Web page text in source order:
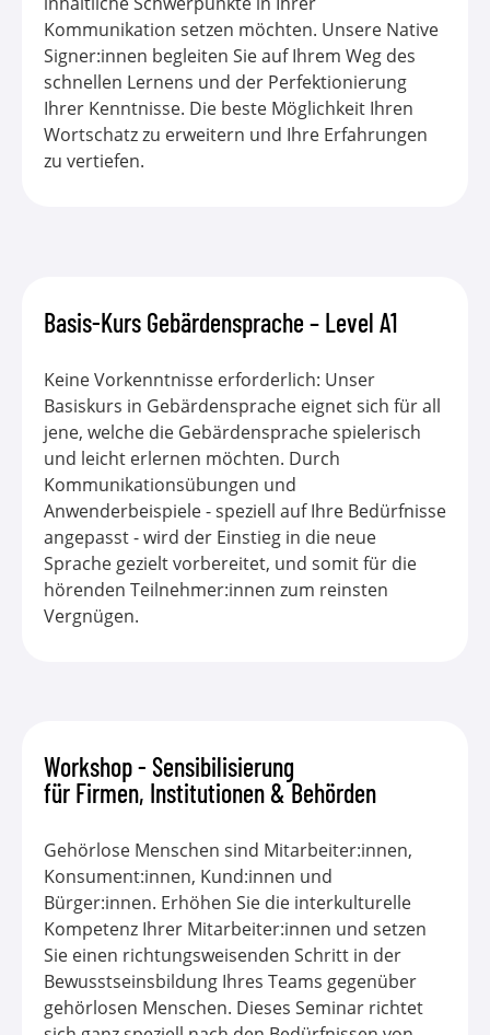
Kommunikation setzen möchten. Unsere Native
Signer:innen begleiten Sie auf Ihrem Weg des
schnellen Lernens und der Perfektionierung
Ihrer Kenntnisse. Die beste Möglichkeit Ihren
Wortschatz zu erweitern und Ihre Erfahrungen
zu vertiefen.
Basis-Kurs Gebärdensprache – Level A1
Keine Vorkenntnisse erforderlich: Unser
Basiskurs in Gebärdensprache eignet sich für all
jene, welche die Gebärdensprache spielerisch
und leicht erlernen möchten. Durch
Kommunikationsübungen und
Anwenderbeispiele - speziell auf Ihre Bedürfnisse
angepasst - wird der Einstieg in die neue
Sprache gezielt vorbereitet, und somit für die
hörenden Teilnehmer:innen zum reinsten
Vergnügen.
Workshop - Sensibilisierung
für Firmen, Institutionen & Behörden
Gehörlose Menschen sind Mitarbeiter:innen,
Konsument:innen, Kund:innen und
Bürger:innen. Erhöhen Sie die interkulturelle
Kompetenz Ihrer Mitarbeiter:innen und setzen
Sie einen richtungsweisenden Schritt in der
Bewusstseinsbildung Ihres Teams gegenüber
gehörlosen Menschen. Dieses Seminar richtet